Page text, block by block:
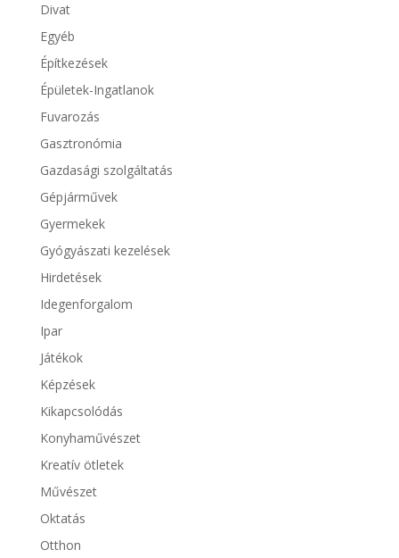
Divat
Egyéb
Építkezések
Épületek-Ingatlanok
Fuvarozás
Gasztronómia
Gazdasági szolgáltatás
Gépjárművek
Gyermekek
Gyógyászati kezelések
Hirdetések
Idegenforgalom
Ipar
Játékok
Képzések
Kikapcsolódás
Konyhaművészet
Kreatív ötletek
Művészet
Oktatás
Otthon